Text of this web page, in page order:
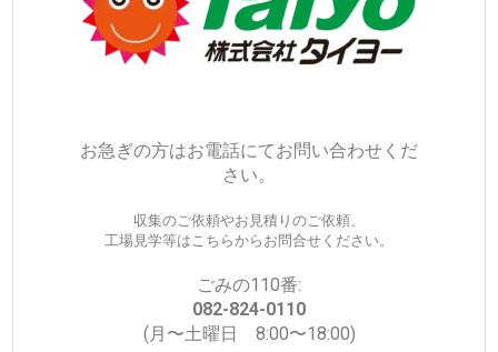
お急ぎの方はお電話にてお問い合わせくだ
さい。
収集のご依頼やお見積りのご依頼、
工場見学等はこちらからお問合せください。
ごみの110番:
082-824-0110
(月〜土曜日 8:00〜18:00)